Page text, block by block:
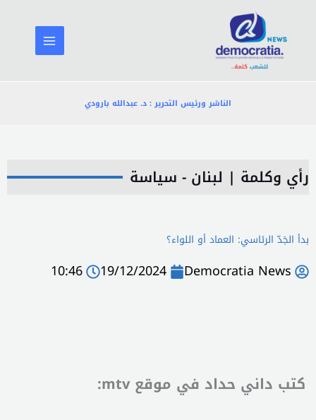
المحتوى
الناشر ورئيس التحرير : د. عبدالله بارودي
رأي وكلمة | لبنان - سياسة
بدأ الجَدّ الرئاسي: العماد أو اللواء؟
Democratia News
19/12/2024
10:46
كتب داني حداد في موقع mtv: